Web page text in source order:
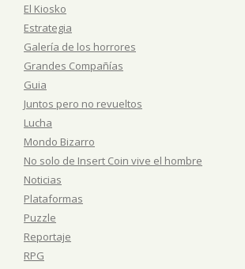
El Kiosko
Estrategia
Galería de los horrores
Grandes Compañías
Guia
Juntos pero no revueltos
Lucha
Mondo Bizarro
No solo de Insert Coin vive el hombre
Noticias
Plataformas
Puzzle
Reportaje
RPG